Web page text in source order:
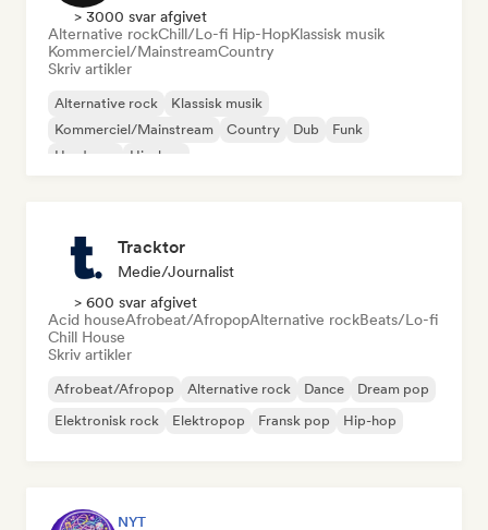
> 3000 svar afgivet
Alternative rockChill/Lo-fi Hip-HopKlassisk musik
Kommerciel/MainstreamCountry
Skriv artikler
Alternative rock
Klassisk musik
Kommerciel/Mainstream
Country Dub
Funk
Hardcore
Hip-hop
Tracktor
Medie/journalist
> 600 svar afgivet
Acid houseAfrobeat/AfropopAlternative rockBeats/Lo-fi
Chill House
Skriv artikler
Afrobeat/Afropop Alternative rock Dance
Dream pop
Elektronisk rock
Elektropop Fransk pop Hip-hop
NYT